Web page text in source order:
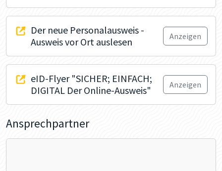
Der neue Personalausweis -
Ausweis vor Ort auslesen
Anzeigen
eID-Flyer "SICHER; EINFACH;
DIGITAL Der Online-Ausweis"
Anzeigen
Ansprechpartner